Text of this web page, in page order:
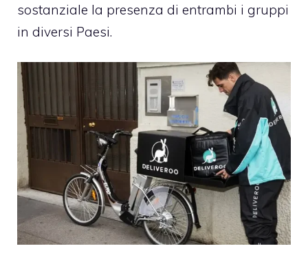
sostanziale la presenza di entrambi i gruppi
in diversi Paesi.